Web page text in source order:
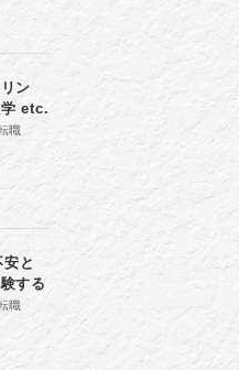
ン
etc.
職
と
する
職